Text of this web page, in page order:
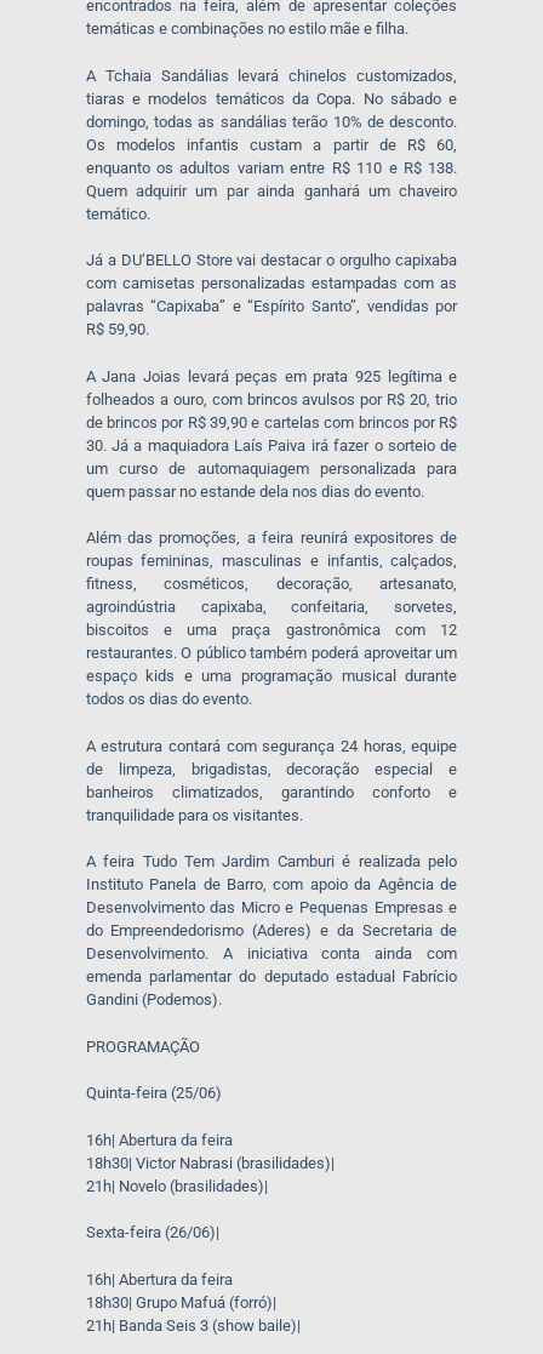
encontrados na feira, além de apresentar coleções
temáticas e combinações no estilo mãe e filha.
A Tchaia Sandálias levará chinelos customizados,
tiaras e modelos temáticos da Copa. No sábado e
domingo, todas as sandálias terão 10% de desconto.
Os modelos infantis custam a partir de R$ 60,
enquanto os adultos variam entre R$ 110 e R$ 138.
Quem adquirir um par ainda ganhará um chaveiro
temático.
Já a DU’BELLO Store vai destacar o orgulho capixaba
com camisetas personalizadas estampadas com as
palavras “Capixaba” e “Espírito Santo”, vendidas por
R$ 59,90.
A Jana Joias levará peças em prata 925 legítima e
folheados a ouro, com brincos avulsos por R$ 20, trio
de brincos por R$ 39,90 e cartelas com brincos por R$
30. Já a maquiadora Laís Paiva irá fazer o sorteio de
um curso de automaquiagem personalizada para
quem passar no estande dela nos dias do evento.
Além das promoções, a feira reunirá expositores de
roupas femininas, masculinas e infantis, calçados,
fitness, cosméticos, decoração, artesanato,
agroindústria capixaba, confeitaria, sorvetes,
biscoitos e uma praça gastronômica com 12
restaurantes. O público também poderá aproveitar um
espaço kids e uma programação musical durante
todos os dias do evento.
A estrutura contará com segurança 24 horas, equipe
de limpeza, brigadistas, decoração especial e
banheiros climatizados, garantindo conforto e
tranquilidade para os visitantes.
A feira Tudo Tem Jardim Camburi é realizada pelo
Instituto Panela de Barro, com apoio da Agência de
Desenvolvimento das Micro e Pequenas Empresas e
do Empreendedorismo (Aderes) e da Secretaria de
Desenvolvimento. A iniciativa conta ainda com
emenda parlamentar do deputado estadual Fabrício
Gandini (Podemos).
PROGRAMAÇÃO
Quinta-feira (25/06)
16h| Abertura da feira
18h30| Victor Nabrasi (brasilidades)|
21h| Novelo (brasilidades)|
Sexta-feira (26/06)|
16h| Abertura da feira
18h30| Grupo Mafuá (forró)|
21h| Banda Seis 3 (show baile)|